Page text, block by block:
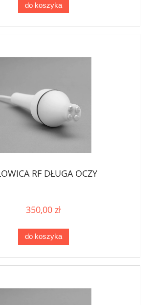
do koszyka
RF DŁUGA OCZY
350,00 zł
do koszyka